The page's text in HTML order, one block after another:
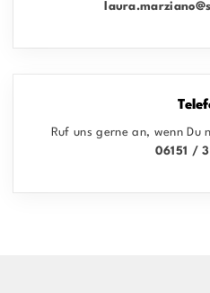
Ruf uns gerne an, wenn Du
06151 /